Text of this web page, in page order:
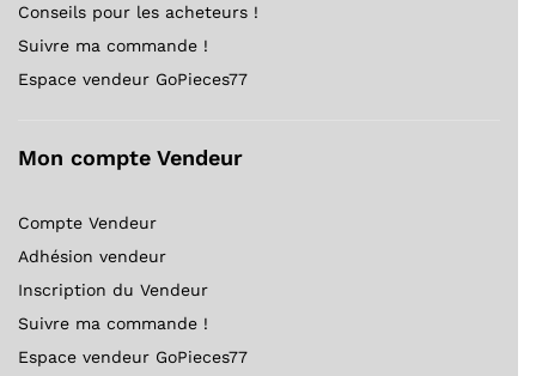
Conseils pour les acheteurs !
Suivre ma commande !
Espace vendeur GoPieces77
Mon compte Vendeur
Compte Vendeur
Adhésion vendeur
Inscription du Vendeur
Suivre ma commande !
Espace vendeur GoPieces77